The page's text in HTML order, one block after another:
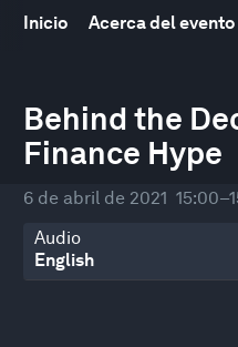
Inicio Acerca del evento
Behind the
Finance Hype
6 de abril de 2021
Audio
seconds
of
26
minutes,
seconds